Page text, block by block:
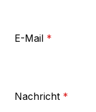
E-Mail *
Nachricht *